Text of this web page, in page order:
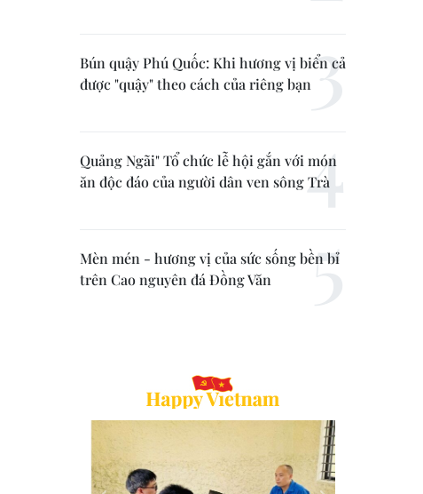
Bún quậy Phú Quốc: Khi hương vị biển cả
được "quậy" theo cách của riêng bạn
Quảng Ngãi" Tổ chức lễ hội gắn với món
ăn độc đáo của người dân ven sông Trà
Mèn mén - hương vị của sức sống bền bỉ
trên Cao nguyên đá Đồng Văn